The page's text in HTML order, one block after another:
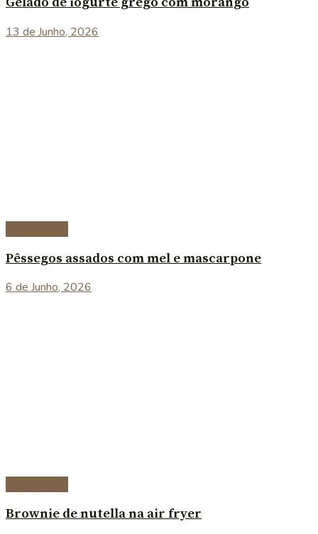
13 de Junho, 2026
Pêssegos assados com mel e mascarpone
6 de Junho, 2026
Brownie de nutella na air fryer